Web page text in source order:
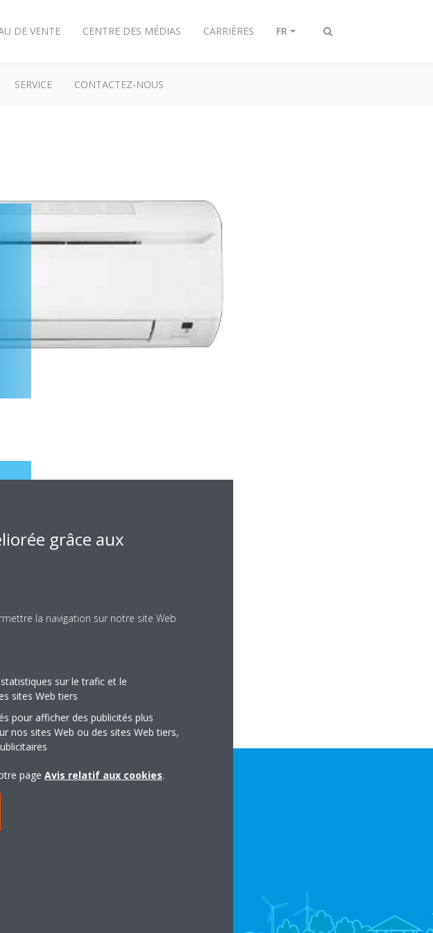
Afficher/masquer
DE VENTE CENTRE DES MÉDIAS CARRIÈRES FR
SERVICE CONTACTEZ-NOUS
grâce aux
la navigation sur notre site Web
sur le trafic et le
sites Web tiers
pour afficher des publicités plus
nos sites Web ou des sites Web tiers,
page Avis relatif aux cookies.